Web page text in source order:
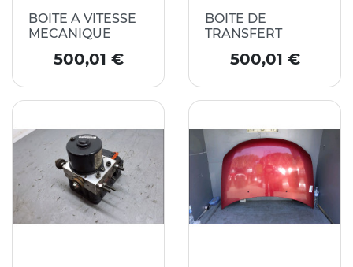
BOITE A VITESSE
MECANIQUE
Prix
500,01 €
BOITE DE
TRANSFERT
Prix
500,01 €